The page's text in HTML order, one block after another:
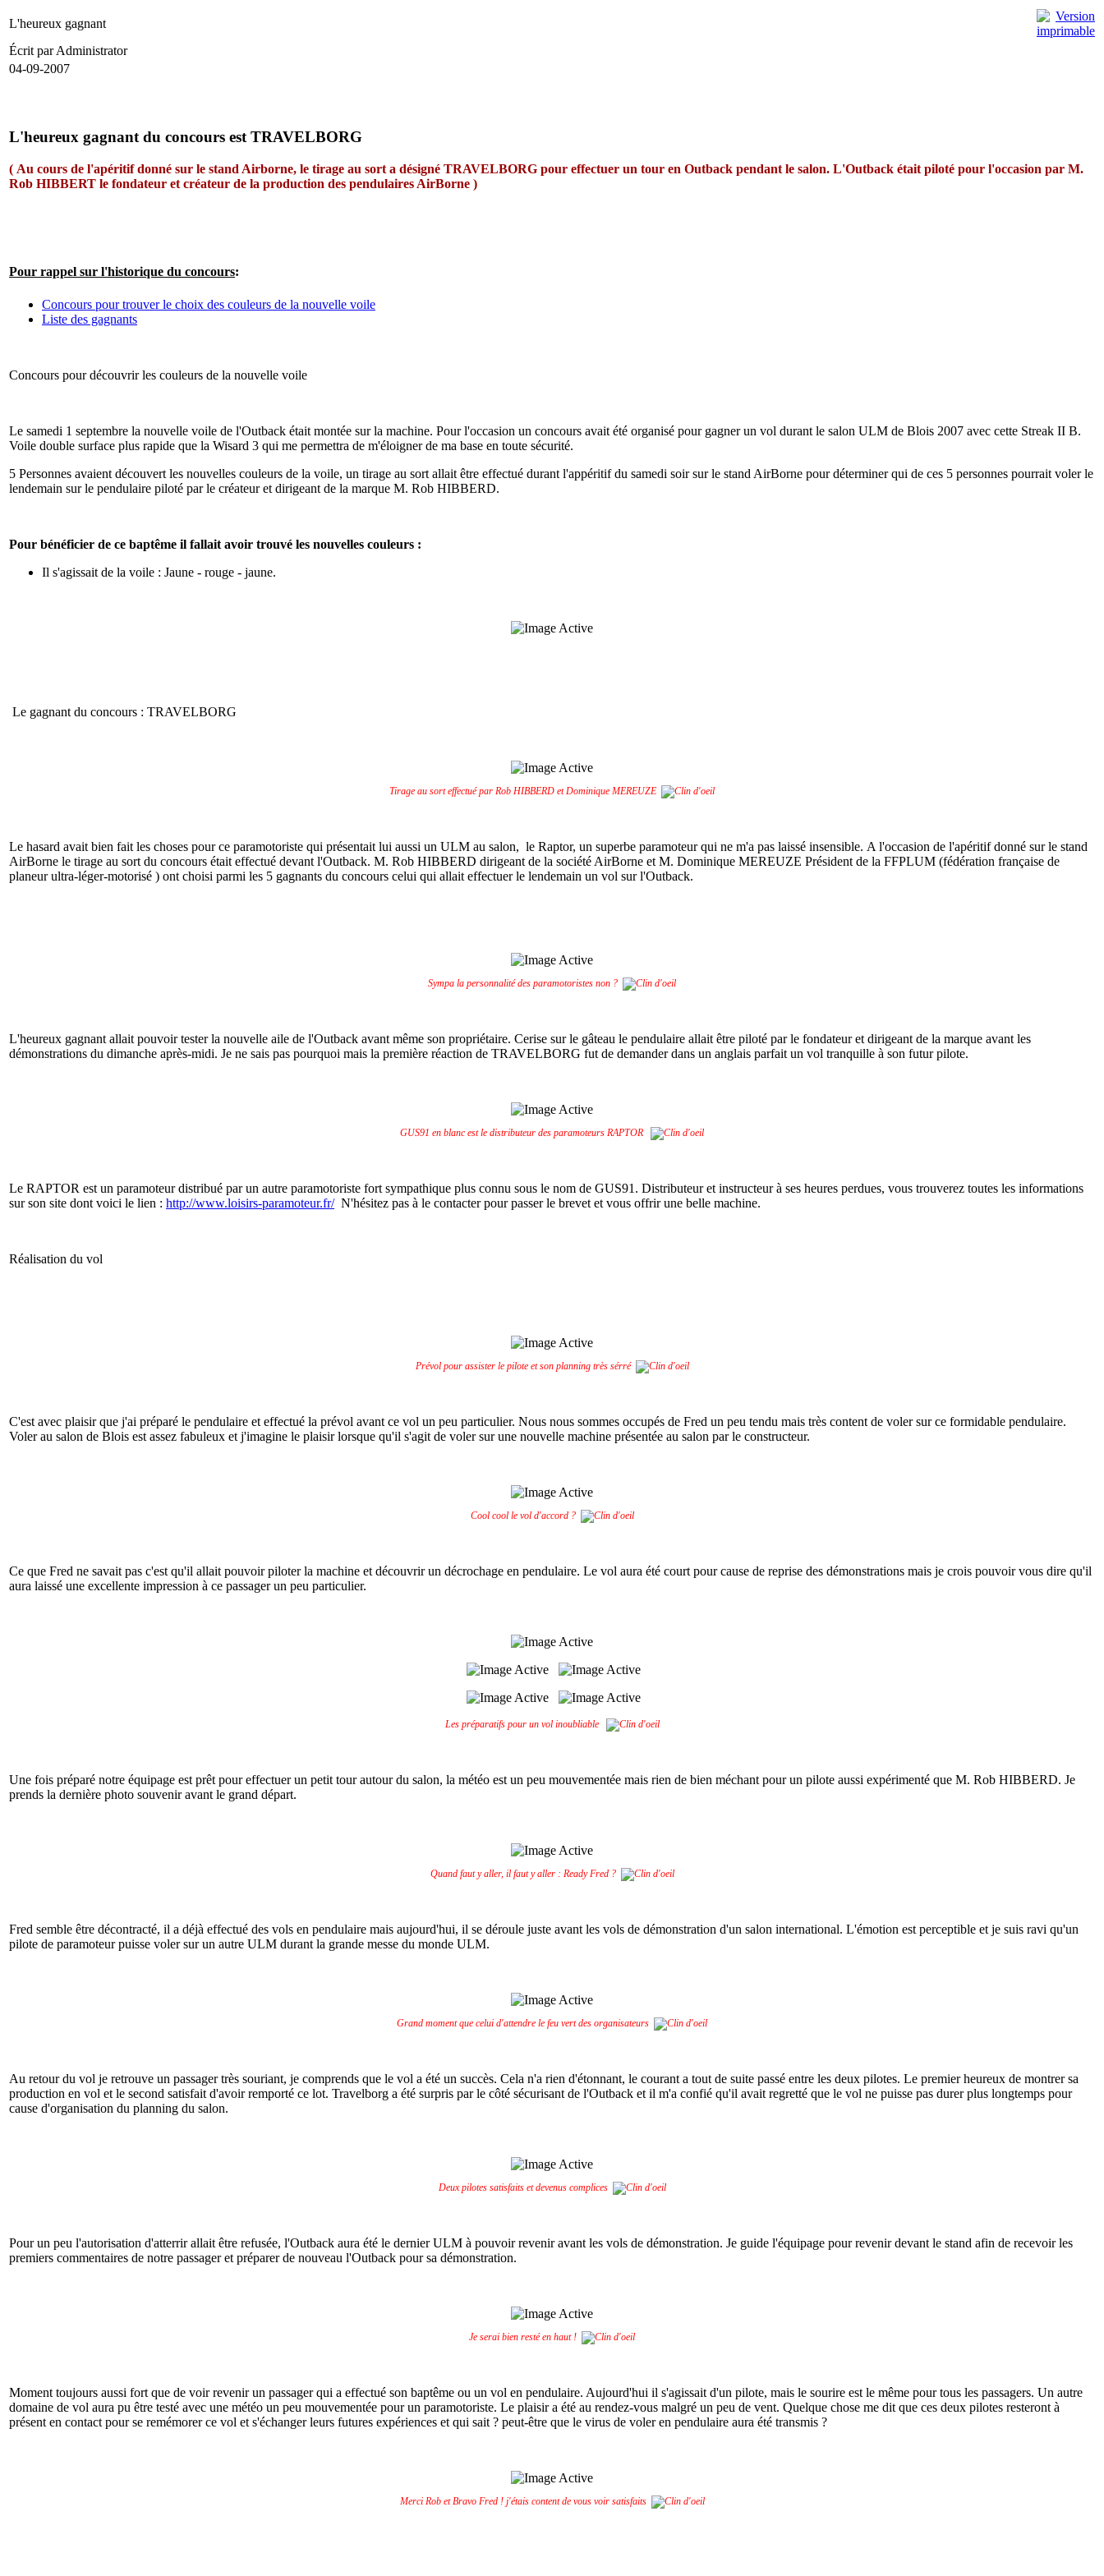
L'heureux gagnant
Écrit par Administrator
04-09-2007
L'heureux gagnant du concours est TRAVELBORG
( Au cours de l'apéritif donné sur le stand Airborne, le tirage au sort a désigné TRAVELBORG pour effectuer un tour en Outback pendant le salon. L'Outback était piloté pour l'occasion par M.
Rob HIBBERT le fondateur et créateur de la production des pendulaires AirBorne )
Pour rappel sur l'historique du concours:
Concours pour trouver le choix des couleurs de la nouvelle voile
Liste des gagnants
Concours pour découvrir les couleurs de la nouvelle voile
Le samedi 1 septembre la nouvelle voile de l'Outback était montée sur la machine. Pour l'occasion un concours avait été organisé pour gagner un vol durant le salon ULM de Blois 2007 avec cette Streak II B.
Voile double surface plus rapide que la Wisard 3 qui me permettra de m'éloigner de ma base en toute sécurité.
5 Personnes avaient découvert les nouvelles couleurs de la voile, un tirage au sort allait être effectué durant l'appéritif du samedi soir sur le stand AirBorne pour déterminer qui de ces 5 personnes pourrait voler le
lendemain sur le pendulaire piloté par le créateur et dirigeant de la marque M. Rob HIBBERD.
Pour bénéficier de ce baptême il fallait avoir trouvé les nouvelles couleurs :
Il s'agissait de la voile : Jaune - rouge - jaune.
Le gagnant du concours : TRAVELBORG
Tirage au sort effectué par Rob HIBBERD et Dominique MEREUZE
Le hasard avait bien fait les choses pour ce paramotoriste qui présentait lui aussi un ULM au salon, le Raptor, un superbe paramoteur qui ne m'a pas laissé insensible. A l'occasion de l'apéritif donné sur le stand
AirBorne le tirage au sort du concours était effectué devant l'Outback. M. Rob HIBBERD dirigeant de la société AirBorne et M. Dominique MEREUZE Président de la FFPLUM (fédération française de
planeur ultra-léger-motorisé ) ont choisi parmi les 5 gagnants du concours celui qui allait effectuer le lendemain un vol sur l'Outback.
Sympa la personnalité des paramotoristes non ?
L'heureux gagnant allait pouvoir tester la nouvelle aile de l'Outback avant même son propriétaire. Cerise sur le gâteau le pendulaire allait être piloté par le fondateur et dirigeant de la marque avant les
démonstrations du dimanche après-midi. Je ne sais pas pourquoi mais la première réaction de TRAVELBORG fut de demander dans un anglais parfait un vol tranquille à son futur pilote.
GUS91 en blanc est le distributeur des paramoteurs RAPTOR
Le RAPTOR est un paramoteur distribué par un autre paramotoriste fort sympathique plus connu sous le nom de GUS91. Distributeur et instructeur à ses heures perdues, vous trouverez toutes les informations
sur son site dont voici le lien : http://www.loisirs-paramoteur.fr/N'hésitez pas à le contacter pour passer le brevet et vous offrir une belle machine.
Réalisation du vol
Prévol pour assister le pilote et son planning très sérré
C'est avec plaisir que j'ai préparé le pendulaire et effectué la prévol avant ce vol un peu particulier. Nous nous sommes occupés de Fred un peu tendu mais très content de voler sur ce formidable pendulaire.
Voler au salon de Blois est assez fabuleux et j'imagine le plaisir lorsque qu'il s'agit de voler sur une nouvelle machine présentée au salon par le constructeur.
Cool cool le vol d'accord ?
Ce que Fred ne savait pas c'est qu'il allait pouvoir piloter la machine et découvrir un décrochage en pendulaire. Le vol aura été court pour cause de reprise des démonstrations mais je crois pouvoir vous dire qu'il
aura laissé une excellente impression à ce passager un peu particulier.
Les préparatifs pour un vol inoubliable
Une fois préparé notre équipage est prêt pour effectuer un petit tour autour du salon, la météo est un peu mouvementée mais rien de bien méchant pour un pilote aussi expérimenté que M. Rob HIBBERD. Je
prends la dernière photo souvenir avant le grand départ.
Quand faut y aller, il faut y aller : Ready Fred ?
Fred semble être décontracté, il a déjà effectué des vols en pendulaire mais aujourd'hui, il se déroule juste avant les vols de démonstration d'un salon international. L'émotion est perceptible et je suis ravi qu'un
pilote de paramoteur puisse voler sur un autre ULM durant la grande messe du monde ULM.
Grand moment que celui d'attendre le feu vert des organisateurs
Au retour du vol je retrouve un passager très souriant, je comprends que le vol a été un succès. Cela n'a rien d'étonnant, le courant a tout de suite passé entre les deux pilotes. Le premier heureux de montrer sa
production en vol et le second satisfait d'avoir remporté ce lot. Travelborg a été surpris par le côté sécurisant de l'Outback et il m'a confié qu'il avait regretté que le vol ne puisse pas durer plus longtemps pour
cause d'organisation du planning du salon.
Deux pilotes satisfaits et devenus complices
Pour un peu l'autorisation d'atterrir allait être refusée, l'Outback aura été le dernier ULM à pouvoir revenir avant les vols de démonstration. Je guide l'équipage pour revenir devant le stand afin de recevoir les
premiers commentaires de notre passager et préparer de nouveau l'Outback pour sa démonstration.
Je serai bien resté en haut !
Moment toujours aussi fort que de voir revenir un passager qui a effectué son baptême ou un vol en pendulaire. Aujourd'hui il s'agissait d'un pilote, mais le sourire est le même pour tous les passagers. Un autre
domaine de vol aura pu être testé avec une météo un peu mouvementée pour un paramotoriste. Le plaisir a été au rendez-vous malgré un peu de vent. Quelque chose me dit que ces deux pilotes resteront à
présent en contact pour se remémorer ce vol et s'échanger leurs futures expériences et qui sait ? peut-être que le virus de voler en pendulaire aura été transmis ?
Merci Rob et Bravo Fred ! j'étais content de vous voir satisfaits